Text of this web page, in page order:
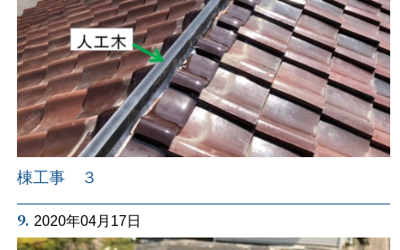
棟工事 ３
9. 2020年04月17日